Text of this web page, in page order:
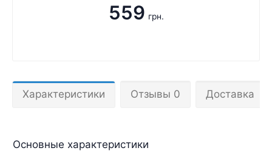
559 грн.
Характеристики Отзывы 0 Доставка
Основные характеристики